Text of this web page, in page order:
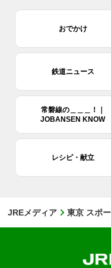
おでかけ
鉄道ニュース
常磐線の＿＿＿！｜
JOBANSEN KNOW
レシピ・献立
JREメディア 東京 スポ